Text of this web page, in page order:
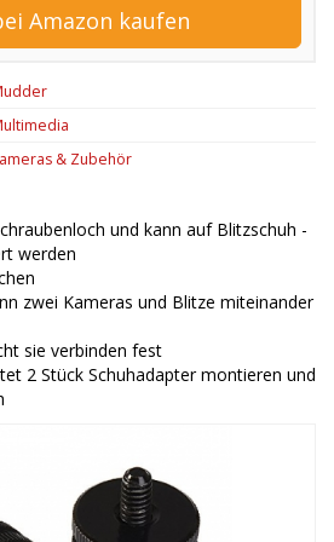
Amazon kaufen
& Zubehör
und kann auf Blitzschuh -
werden
zwei Kameras und Blitze miteinander
sie verbinden fest
2 Stück Schuhadapter montieren und